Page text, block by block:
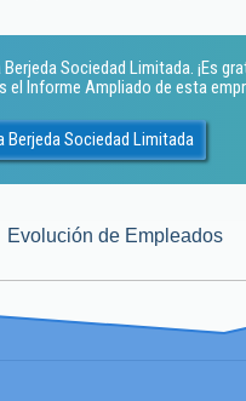
Sociedad Limitada. ¡Es
el Informe Ampliado de esta
Berjeda Sociedad Limitada
Evolución de Empleados